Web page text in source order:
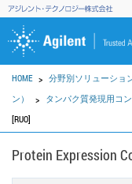
HOME 分野別ソリューショ
ン）
タンパク質発現用コ
[RUO]
Protein Expression